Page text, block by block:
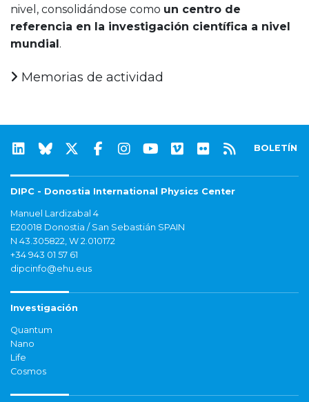
nivel, consolidándose como un centro de
referencia en la investigación científica a nivel
mundial.
Memorias de actividad
BOLETÍN
DIPC - Donostia International Physics Center
Manuel Lardizabal 4
E20018 Donostia / San Sebastián SPAIN
N 43.305822, W 2.010172
+34 943 01 57 61
dipcinfo@ehu.eus
Investigación
Quantum
Nano
Life
Cosmos